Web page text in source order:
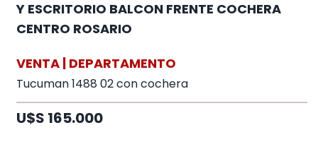
Y ESCRITORIO BALCON FRENTE COCHERA
CENTRO ROSARIO
VENTA | DEPARTAMENTO
Tucuman 1488 02 con cochera
U$S 165.000